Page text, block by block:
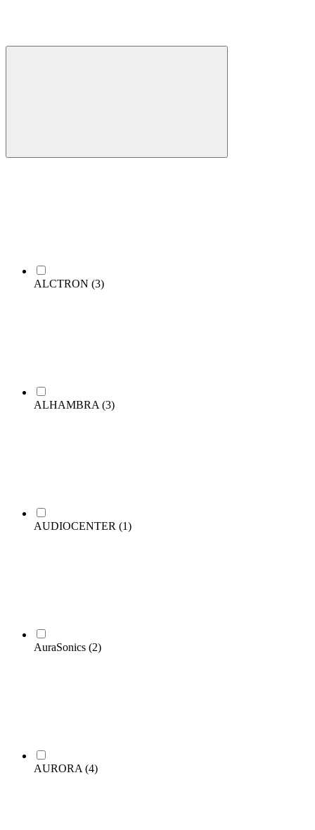
ALCTRON (3)
ALHAMBRA (3)
AUDIOCENTER (1)
AuraSonics (2)
AURORA (4)